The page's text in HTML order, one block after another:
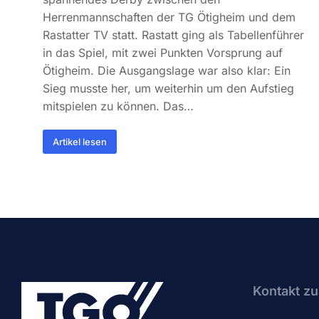
Herrenmannschaften der TG Ötigheim und dem
Rastatter TV statt. Rastatt ging als Tabellenführer
in das Spiel, mit zwei Punkten Vorsprung auf
Ötigheim. Die Ausgangslage war also klar: Ein
Sieg musste her, um weiterhin um den Aufstieg
mitspielen zu können. Das…
Artikel lesen
Kontakt